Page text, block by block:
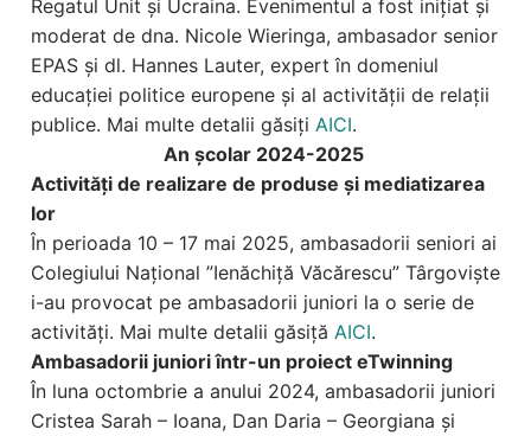
Regatul Unit și Ucraina. Evenimentul a fost inițiat și
moderat de dna. Nicole Wieringa, ambasador senior
EPAS și dl. Hannes Lauter, expert în domeniul
educației politice europene și al activității de relații
publice. Mai multe detalii găsiți AICI.
An școlar 2024-2025
Activități de realizare de produse și mediatizarea
lor
În perioada 10 – 17 mai 2025, ambasadorii seniori ai
Colegiului Național ”Ienăchiță Văcărescu” Târgoviște
i-au provocat pe ambasadorii juniori la o serie de
activități. Mai multe detalii găsiță AICI.
Ambasadorii juniori într-un proiect eTwinning
În luna octombrie a anului 2024, ambasadorii juniori
Cristea Sarah – Ioana, Dan Daria – Georgiana și